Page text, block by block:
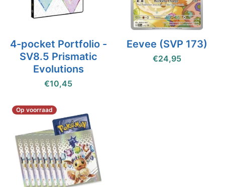
4-pocket Portfolio -
SV8.5 Prismatic
Evolutions
€10,45
Eevee (SVP 173)
€24,95
Op voorraad